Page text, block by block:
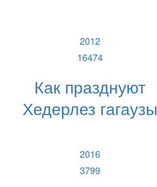
2012
16474
Как празднуют
Хедерлез гагаузы
2016
3799